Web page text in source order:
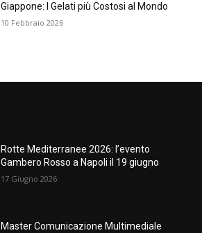
Giappone: I Gelati più Costosi al Mondo
10 Febbraio 2026
Rotte Mediterranee 2026: l’evento
Gambero Rosso a Napoli il 19 giugno
17 Giugno 2026
Master Comunicazione Multimediale